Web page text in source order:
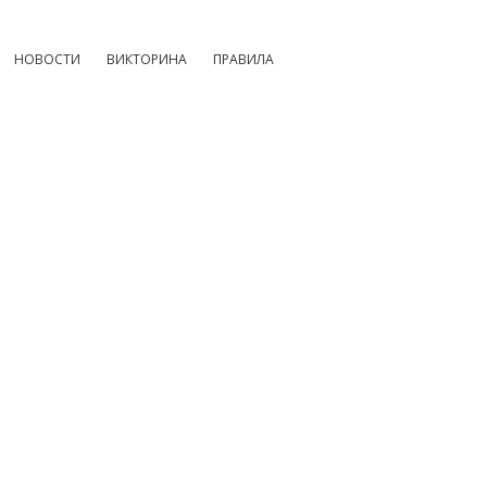
НОВОСТИ ВИКТОРИНА ПРАВИЛА